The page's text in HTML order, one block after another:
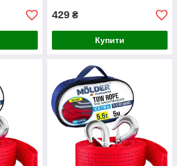
429 ₴
Купити